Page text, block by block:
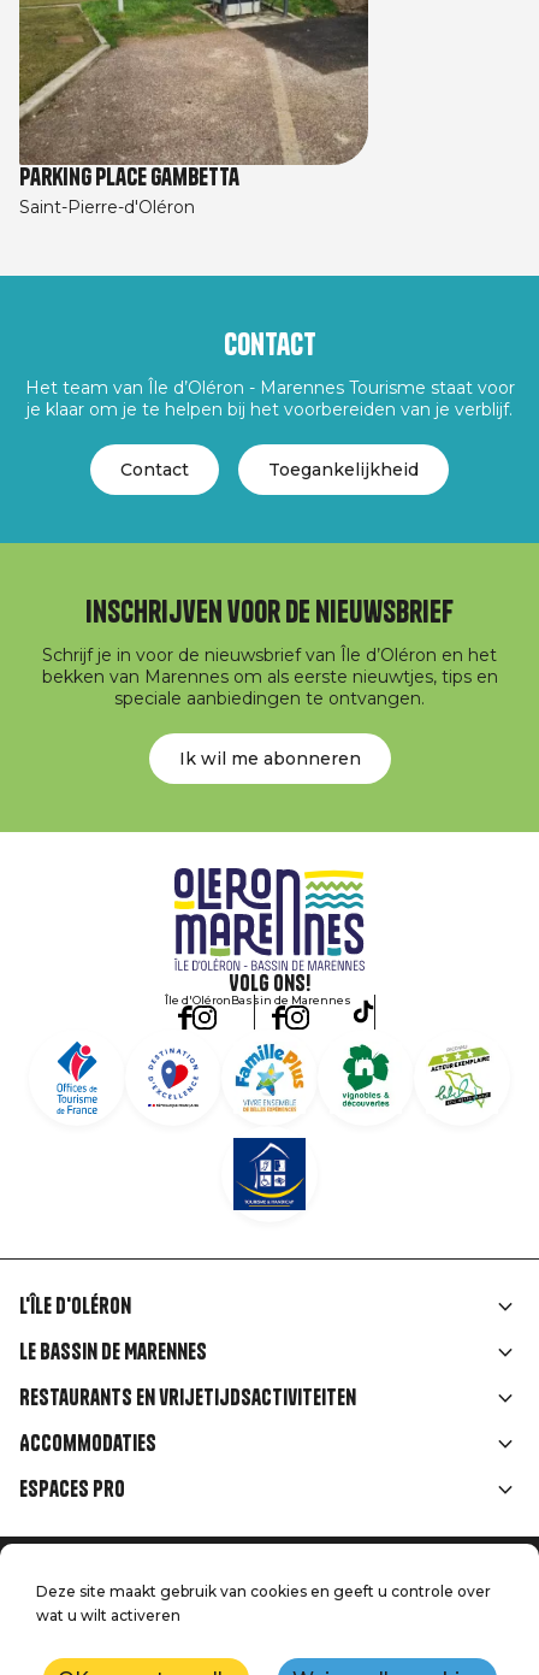
Parking place Gambetta
Saint-Pierre-d'Oléron
Contact
Het team van Île d’Oléron - Marennes Tourisme staat voor
je klaar om je te helpen bij het voorbereiden van je verblijf.
Contact Toegankelijkheid
Inschrijven voor de nieuwsbrief
Schrijf je in voor de nieuwsbrief van Île d’Oléron en het
bekken van Marennes om als eerste nieuwtjes, tips en
speciale aanbiedingen te ontvangen.
Ik wil me abonneren
Volg ons!
Île d'OléronBassin de Marennes
Liens
rubriques
L'île d'Oléron
Le Bassin de Marennes
Restaurants en vrijetijdsactiviteiten
Accommodaties
Espaces Pro
Menu
Juridische informatie
Druk op
Neem contact met ons op
Deze site maakt gebruik van cookies en geeft u controle over
wat u wilt activeren